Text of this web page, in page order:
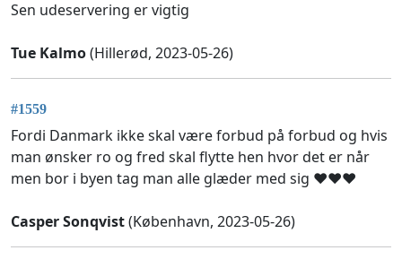
Sen udeservering er vigtig
Tue Kalmo(Hillerød, 2023-05-26)
#1559
Fordi Danmark ikke skal være forbud på forbud og hvis
man ønsker ro og fred skal flytte hen hvor det er når
men bor i byen tag man alle glæder med sig ❤️❤️❤️
Casper Sonqvist(København, 2023-05-26)